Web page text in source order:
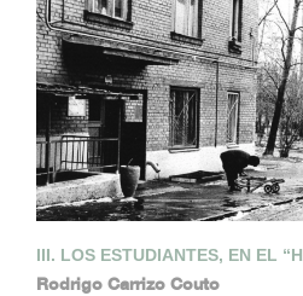
III. LOS ESTUDIANTES, EN EL
Rodrigo Carrizo Couto